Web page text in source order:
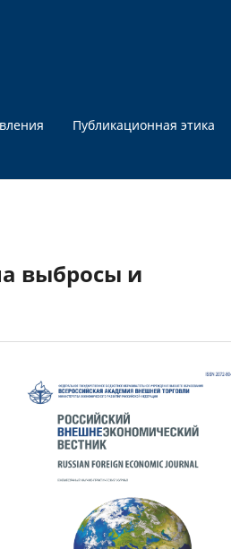
Публикационная этика
выбросы и